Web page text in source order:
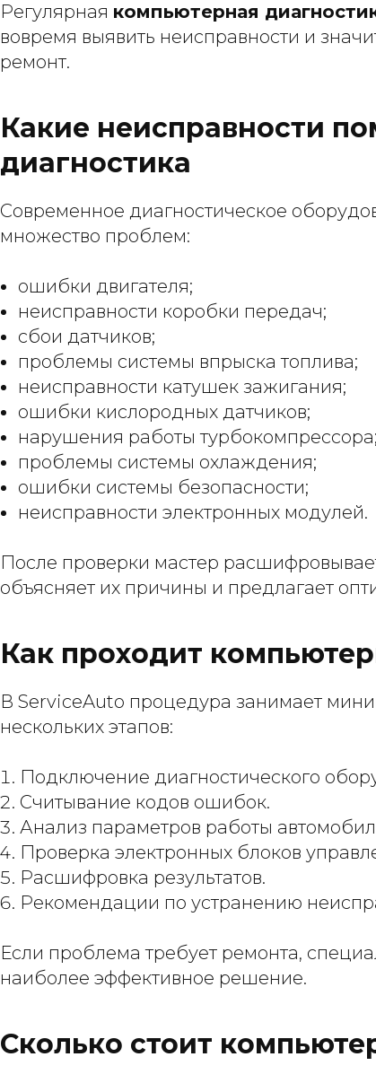
Регулярная компьютерная
вовремя выявить неисправности и
ремонт.
Какие неисправности
диагностика
Современное диагностическое
множество проблем:
ошибки двигателя;
неисправности коробки передач;
сбои датчиков;
проблемы системы впрыска топлива;
неисправности катушек зажигания;
ошибки кислородных датчиков;
нарушения работы турбокомпрессора;
проблемы системы охлаждения;
ошибки системы безопасности;
неисправности электронных модулей.
После проверки мастер
объясняет их причины и предлагает
Как проходит
В ServiceAuto процедура занимает
нескольких этапов:
Подключение диагностического
Считывание кодов ошибок.
Анализ параметров работы
Проверка электронных блоков
Расшифровка результатов.
Рекомендации по устранению
Если проблема требует ремонта,
наиболее эффективное решение.
Сколько стоит